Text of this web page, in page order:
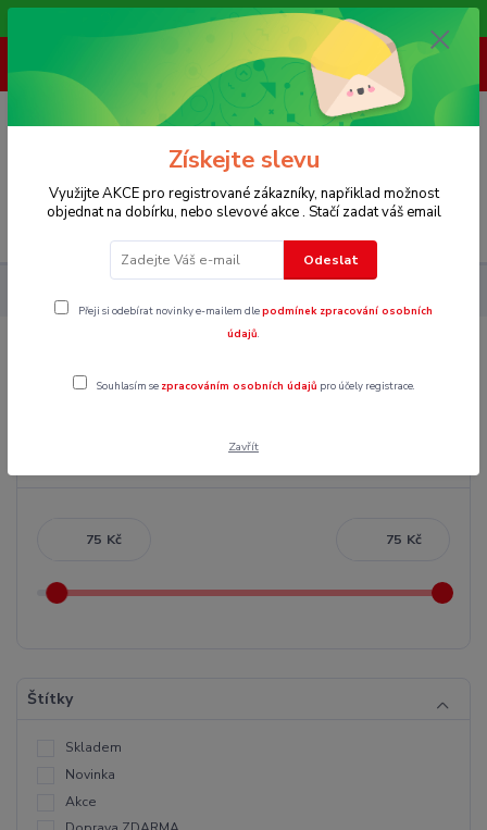
Vítáme Vás na našem e-shopu,. Stále doplňujeme nové produkty.
Menu
(Po-Pá, 8-16 hod.)
0
Kč Kč
Štítky
Skladem
Novinka
Akce
Získejte slevu
Využijte AKCE pro registrované zákazníky, napřiklad možnost
objednat na dobírku, nebo slevové akce . Stačí zadat váš email
Odeslat
Přeji si odebírat novinky e-mailem dlepodmínek zpracování osobních
údajů.
Souhlasím se zpracováním osobních údajů pro účely registrace.
Zavřít